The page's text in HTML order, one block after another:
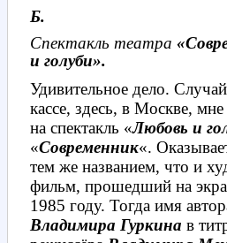
Б.
Спектакль театра
и голуби».
Удивительное дело.
кассе, здесь, в Москве,
на спектакль «Любовь и
«Современник«.
тем же названием, что и
фильм, прошедший на
1985 году. Тогда имя
Владимира Гуркина в